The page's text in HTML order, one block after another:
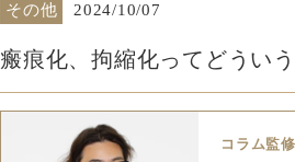
その他 2024/10/07
瘢痕化、拘縮化ってどうい
コラム監